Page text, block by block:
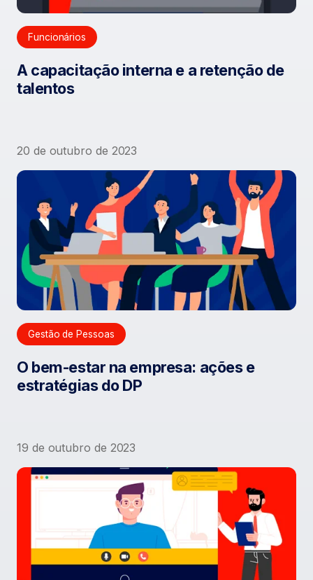
Funcionários
A capacitação interna e a retenção de
talentos
20 de outubro de 2023
Gestão de Pessoas
O bem-estar na empresa: ações e
estratégias do DP
19 de outubro de 2023